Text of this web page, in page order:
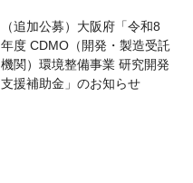
（追加公募）大阪府「令和8
年度 CDMO（開発・製造受託
機関）環境整備事業 研究開発
支援補助金」のお知らせ